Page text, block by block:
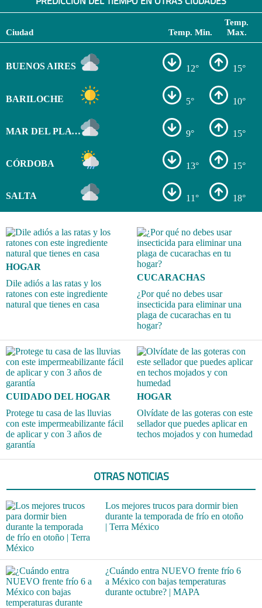
Ciudad Temp. Min.
Temp.
Max.
BUENOS AIRES 12° 15°
BARILOCHE 5° 10°
MAR DEL PLATA 9° 15°
CÓRDOBA 13° 15°
SALTA 11° 18°
HOGAR
Dile adiós a las ratas y los
ratones con este ingrediente
natural que tienes en casa
CUCARACHAS
¿Por qué no debes usar
insecticida para eliminar una
plaga de cucarachas en tu
hogar?
CUIDADO DEL HOGAR
Protege tu casa de las lluvias
con este impermeabilizante fácil
de aplicar y con 3 años de
garantía
HOGAR
Olvídate de las goteras con este
sellador que puedes aplicar en
techos mojados y con humedad
OTRAS NOTICIAS
Los mejores trucos para dormir bien
durante la temporada de frío en otoño
| Terra México
¿Cuándo entra NUEVO frente frío 6
a México con bajas temperaturas
durante octubre? | MAPA